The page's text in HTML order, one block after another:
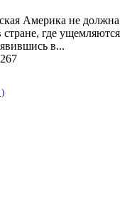
Америка не должна
где ущемляются
в...